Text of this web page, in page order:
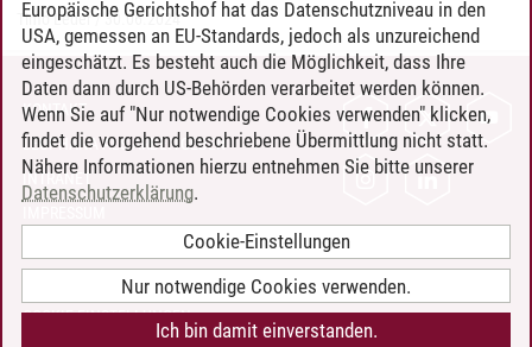
Timo Leder/30.06.2024
KONTAKT
LEUPHANA ALS ARBEITGEBER
INTRANET
BARRIEREFREIHEIT
COOKIE-EINSTELLUNGEN
Europäische Gerichtshof hat das Datenschutzniveau in den
USA, gemessen an EU-Standards, jedoch als unzureichend
eingeschätzt. Es besteht auch die Möglichkeit, dass Ihre
Daten dann durch US-Behörden verarbeitet werden können.
Wenn Sie auf "Nur notwendige Cookies verwenden" klicken,
findet die vorgehend beschriebene Übermittlung nicht statt.
Nähere Informationen hierzu entnehmen Sie bitte unserer
Datenschutzerklärung.
Cookie-Einstellungen
Nur notwendige Cookies verwenden.
Ich bin damit einverstanden.